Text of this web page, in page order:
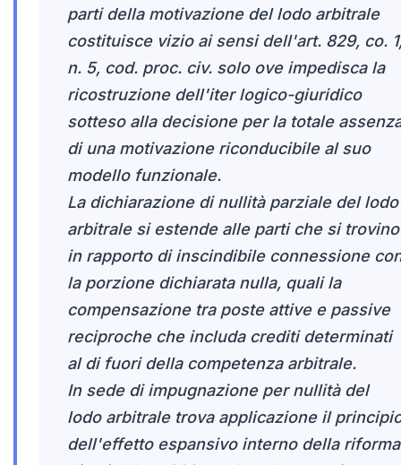
parti della motivazione del lodo arbitrale
costituisce vizio ai sensi dell'art. 829, co.
n. 5, cod. proc. civ. solo ove impedisca la
ricostruzione dell'iter logico-giuridico
sotteso alla decisione per la totale
di una motivazione riconducibile al suo
modello funzionale.
La dichiarazione di nullità parziale del lodo
arbitrale si estende alle parti che si trovino
in rapporto di inscindibile connessione
la porzione dichiarata nulla, quali la
compensazione tra poste attive e passive
reciproche che includa crediti determinati
al di fuori della competenza arbitrale.
In sede di impugnazione per nullità del
lodo arbitrale trova applicazione il
dell'effetto espansivo interno della riforma